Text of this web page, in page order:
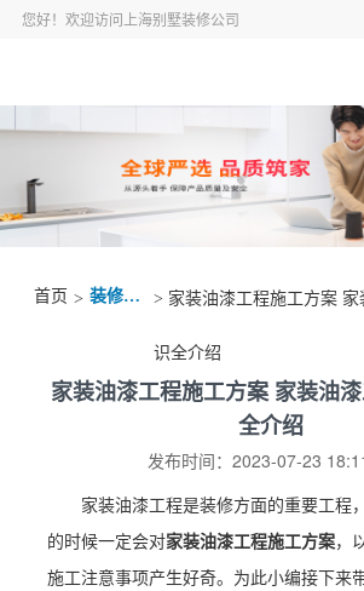
您好！欢迎访问上海别墅装修公司
首页 > 装修资讯 > 家装油漆工程施工方案 家
识全介绍
家装油漆工程施工方案 家装油
全介绍
发布时间：2023-07-23
家装油漆工程是装修方面的重要工程
的时候一定会对家装油漆工程施工方案，
施工注意事项产生好奇。为此小编接下来